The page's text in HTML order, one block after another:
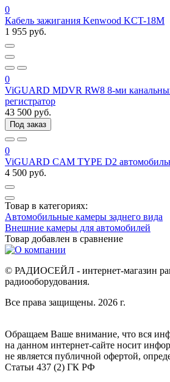
0
Кабель зажигания Kenwood KCT-18M
1 955 руб.
0
ViGUARD MDVR RW8 8-ми
регистратор
43 500 руб.
Под заказ
0
ViGUARD CAM TYPE D2
4 500 руб.
Товар в категориях:
Автомобильные камеры заднего вида
Внешние камеры для автомобилей
Товар добавлен в сравнение
© РАДИОСЕЙЛ - интернет-магазин
радиооборудования.
Все права защищены. 2026 г.
Обращаем Ваше внимание, что вся
на данном интернет-сайте носит
не является публичной офертой,
Статьи 437 (2) ГК РФ